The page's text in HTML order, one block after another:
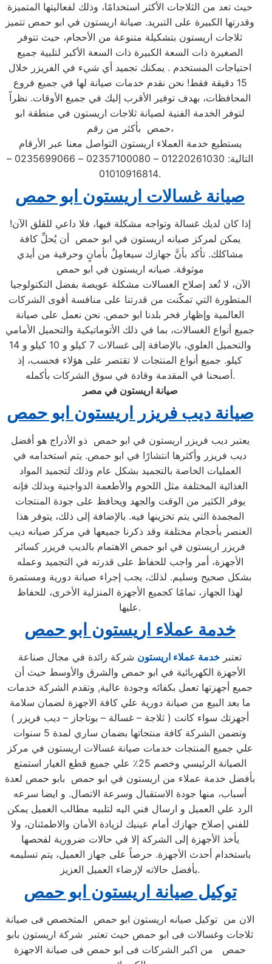
حيث تعد من الثلاجات الأكثر استخدامًا، وذلك لفعاليتها المتميزة
وقدرتها الكبيرة على التبريد. صيانة اريستون في ابو حمص تتميز
ثلاجات اريستون بتشكيلة متنوعة من الأحجام، حيث تتوفر
الصغيرة ذات السعة الكبيرة ذات السعة الأكبر لتلبية جميع
احتياجات المستخدم . يمكنك تجميد أي شيء في الفريزر خلال
15 دقيقة فقط! نحن نقدم خدمات صيانة لها في جميع فروع
المحافظات، بهدف توفير الأقرب إليك في جميع الأوقات. نظراً
لتوفر الخدمة الفنية لصيانة ثلاجات اريستون في منطقة ابو
حمص بأكثر من رقم،
يستطيع خدمة العملاء اريستون التواصل معنا عبر الأرقام
التالية: 01220261030 – 02357100080 – 0235699066 –
01010916814.
صيانة غسالات اريستون ابو حمص
إذا كان لديك غسالة وتواجه مشكلة فيها، فلا داعي للقلق الآن!
يمكن لمركز صيانه اريستون في ابو حمص أن يُحلِّ كافة
مشاكلك. تأكد بأنَّ جهازك سيعامِلُ بأمانٍ وحرفية من أيدي
موثوقة. صيانه اريستون في ابو حمص
الآن، لا تُعد إصلاح الغسالات مشكلة عويصة بفضل التكنولوجيا
المتطورة التي تمكّنت من قدرتنا على منافسة أقوى الشركات
العالمية وإظهار فخر بلدنا ابو حمص. نحن نعمل على صيانة
جميع أنواع الغسالات، بما في ذلك الأتوماتيكية والتحميل الأمامي
والتحميل العلوي، بالإضافة إلى غسالات 7 كيلو و 10 كيلو و 14
كيلو. جميع أنواع المنتجات لا تقتصر على هؤلاء فحسب، إذ
أصبحنا في المقدمة وقادة في سوق الشركات بأكمله.
صيانة اريستون في مصر
صيانة ديب فريزر اريستون ابو حمص
يعتبر ديب فريزر اريستون في ابو حمص ذو الأدراج هو أفضل
ديب فريزر وأكثرها انتشارًا في ابو حمص. يتم استخدامه في
العمليات الخاصة بالتجميد بشكل عام وذلك لتجميد المواد
الغذائية المختلفة مثل اللحوم والأطعمة الدواجنية وبذلك فإنه
يوفر الكثير من الوقت والجهد ويحافظ على جودة المنتجات
المجمدة التي يتم تخزينها فيه. بالإضافة إلى ذلك، يتوفر هذا
العنصر بأحجام مختلفة وقد ذكرنا جميعها في مركز صيانه ديب
فريزر اريستون في ابو حمص الاهتمام بالديب فريزر كسائر
الأجهزة، أمر واجب للحفاظ على قدرته في التجميد وعمله
بشكل صحيح وسليم. لذلك، يجب إجراء صيانة دورية ومستمرة
لهذا الجهاز، تمامًا كجميع الأجهزة المنزلية الأخرى، للحفاظ
عليها.
خدمة عملاء اريستون ابو حمص
تعتبر خدمة عملاء اريستون شركة رائدة في مجال صناعة
الأجهزة الكهربائية في ابو حمص والشرق والأوسط حيث أن
جميع أجهزتها تعمل بكفائه وجودة عالية, وتقدم الشركة خدمات
ما بعد البيع من صيانة دورية علي كافة الاجهزة لضمان سلامة
أجهزتك سواء كانت ( ثلاجة – غسالة – بوتاجاز – ديب فريزر )
وتضمن الشركة كافة منتجاتها بضمان ساري لمدة 5 سنوات
علي جميع المنتجات خدمات صيانة غسالات اريستون في مركز
الصيانة الرئيسي وخصم 25٪ علي جميع قطع الغيار استمتع
بأفضل خدمة عملاء من اريستون في ابو حمص بابو حمص لعدة
أسباب، منها جودة الاستقبال وسرعة الاتصال. و ايضا سرعه
الرد علي العميل و ارسال فني اليه لتلبيه مطالب العميل يمكن
للفني إصلاح جهازك أمام عينيك لزيادة الأمان والاطمئنان، ولا
يأخذ الأجهزة إلى الشركة إلا في حالات ضرورية لفحصها
باستخدام أحدث الأجهزة. حرصاً على جهاز العميل، يتم تسليمه
بأفضل حالاته لإرضاء العميل العزيز.
توكيل صيانة اريستون ابو حمص
الان من توكيل صيانه اريستون ابو حمص المتخصص فى صيانة
ثلاجات وغسالات فى ابو حمص حيث تعتبر شركة اريستون بابو
حمص من اكبر الشركات فى ابو حمص فى صيانة الاجهزة